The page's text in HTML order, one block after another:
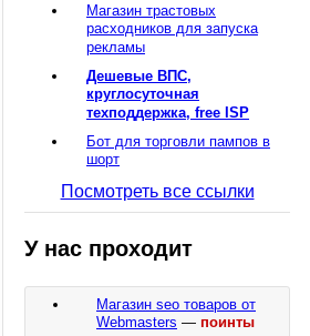
Магазин трастовых
расходников для запуска
рекламы
Дешевые ВПС,
круглосуточная
техподдержка, free ISP
Бот для торговли пампов в
шорт
Посмотреть все ссылки
У нас проходит
Магазин seo товаров от
Webmasters — поинты